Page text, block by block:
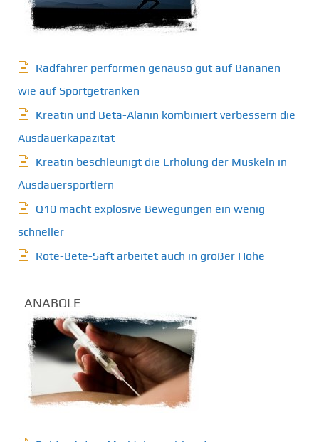
Radfahrer performen genauso gut auf Bananen
wie auf Sportgetränken
Kreatin und Beta-Alanin kombiniert verbessern die
Ausdauerkapazität
Kreatin beschleunigt die Erholung der Muskeln in
Ausdauersportlern
Q10 macht explosive Bewegungen ein wenig
schneller
Rote-Bete-Saft arbeitet auch in großer Höhe
ANABOLE